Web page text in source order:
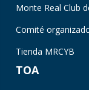
Monte Real Club
Comité
Tienda MRCYB
TOA